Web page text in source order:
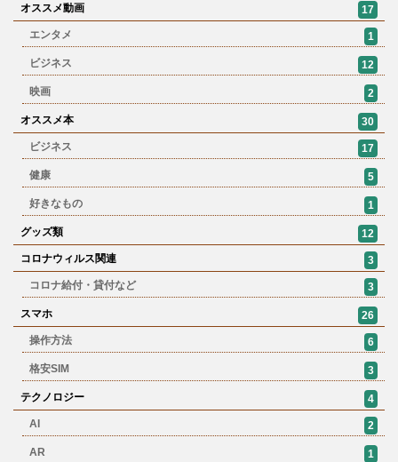
オススメ動画
17
エンタメ
1
ビジネス 12
映画 2
オススメ本
30
ビジネス
17
健康 5
好きなもの 1
グッズ類
12
コロナウィルス関連
3
コロナ給付・貸付など
3
スマホ
26
操作方法
6
格安SIM 3
テクノロジー
4
AI
2
AR 1